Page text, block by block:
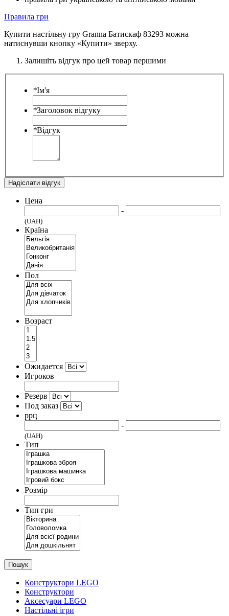
Правила гри
Купити настільну гру Granna Батискаф 83293 можна
натиснувши кнопку «Купити» зверху.
Залишіть відгук про цей товар першими
*Ім'я
*Заголовок відгуку
*Відгук
Надіслати відгук
Цена
-
(UAH)
Країна
Пол
Возраст
Ожидается
Игроков
Резерв
Под заказ
ррц
-
(UAH)
Тип
Розмір
Тип гри
Пошук
Конструктори LEGO
Конструктори
Аксесуари LEGO
Настільні ігри